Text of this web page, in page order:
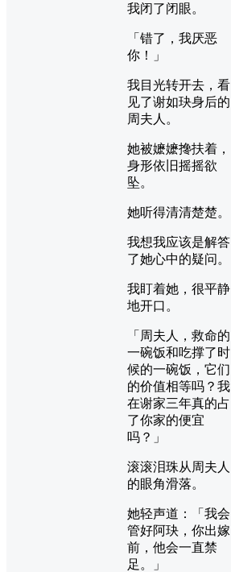
我闭了闭眼。
「错了，我厌恶
你！」
我目光转开去，看
见了谢如玦身后的
周夫人。
她被嬷嬷搀扶着，
身形依旧摇摇欲
坠。
她听得清清楚楚。
我想我应该是解答
了她心中的疑问。
我盯着她，很平静
地开口。
「周夫人，救命的
一碗饭和吃撑了时
候的一碗饭，它们
的价值相等吗？我
在谢家三年真的占
了你家的便宜
吗？」
滚滚泪珠从周夫人
的眼角滑落。
她轻声道：「我会
管好阿玦，你出嫁
前，他会一直禁
足。」